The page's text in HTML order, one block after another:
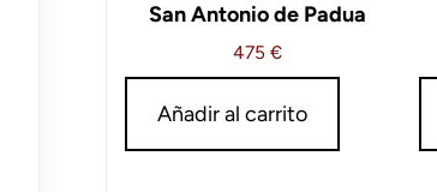
San Antonio de Padua
475 €
Añadir al carrito